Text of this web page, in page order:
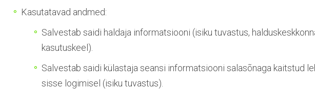
Kasutatavad andmed:
Salvestab saidi haldaja informatsiooni (isiku tuvastus,
kasutuskeel).
Salvestab saidi külastaja seansi informatsiooni salasõnaga kaitstud
sisse logimisel (isiku tuvastus).